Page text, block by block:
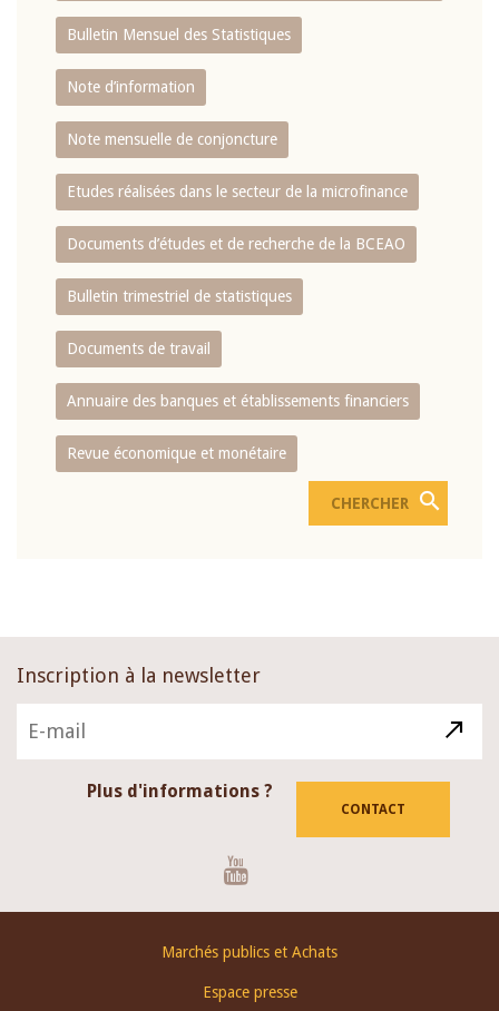
Bulletin Mensuel des Statistiques
Note d’information
Note mensuelle de conjoncture
Etudes réalisées dans le secteur de la microfinance
Documents d’études et de recherche de la BCEAO
Bulletin trimestriel de statistiques
Documents de travail
Annuaire des banques et établissements financiers
Revue économique et monétaire
Inscription à la newsletter
Plus d'informations ?
CONTACT
Marchés publics et Achats
Espace presse